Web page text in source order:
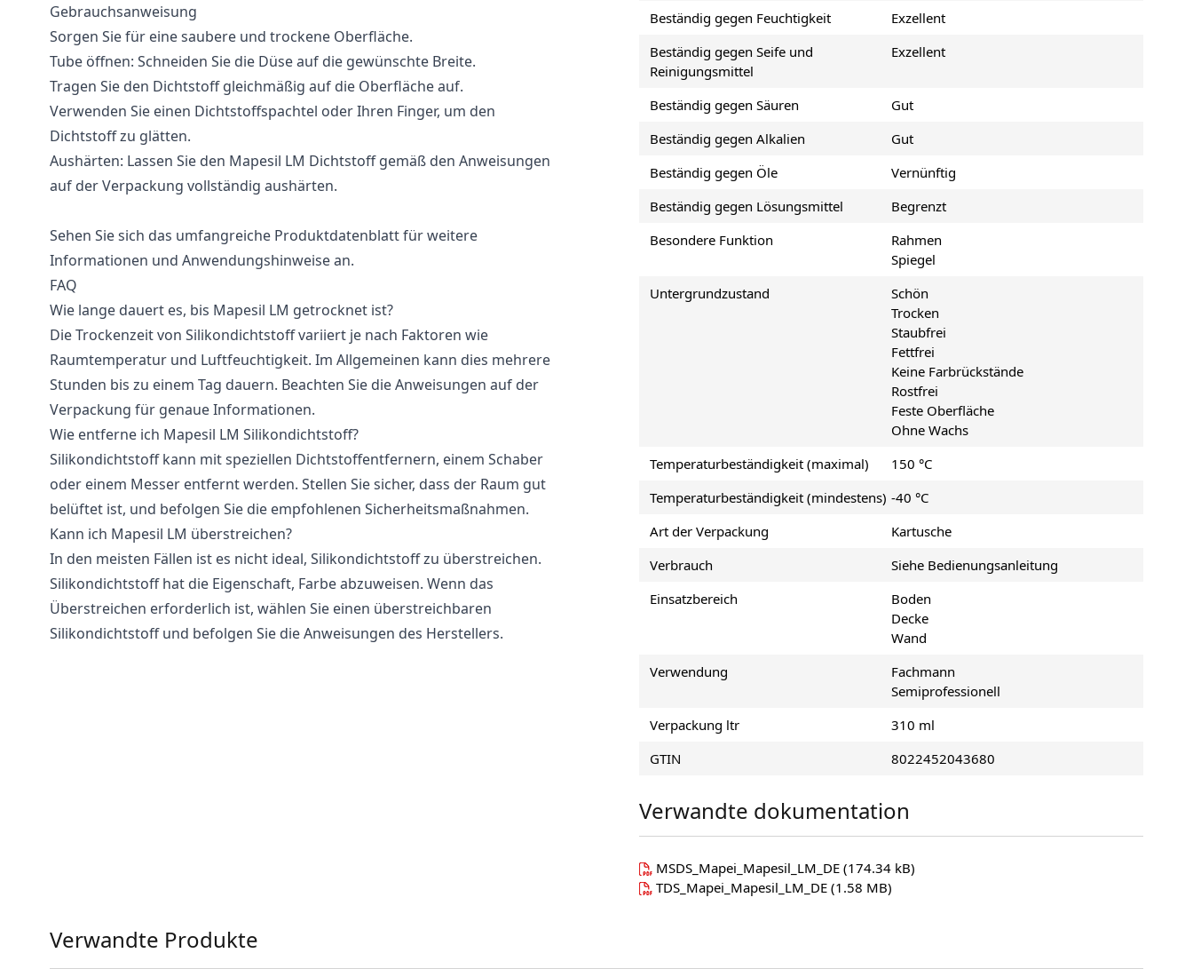
Gebrauchsanweisung
Sorgen Sie für eine saubere und trockene Oberfläche.
Tube öffnen: Schneiden Sie die Düse auf die gewünschte Breite.
Tragen Sie den Dichtstoff gleichmäßig auf die Oberfläche auf.
Verwenden Sie einen Dichtstoffspachtel oder Ihren Finger, um den
Dichtstoff zu glätten.
Aushärten: Lassen Sie den Mapesil LM Dichtstoff gemäß den Anweisungen
auf der Verpackung vollständig aushärten.
Sehen Sie sich das umfangreiche Produktdatenblatt für weitere
Informationen und Anwendungshinweise an.
FAQ
Wie lange dauert es, bis Mapesil LM getrocknet ist?
Die Trockenzeit von Silikondichtstoff variiert je nach Faktoren wie
Raumtemperatur und Luftfeuchtigkeit. Im Allgemeinen kann dies mehrere
Stunden bis zu einem Tag dauern. Beachten Sie die Anweisungen auf der
Verpackung für genaue Informationen.
Wie entferne ich Mapesil LM Silikondichtstoff?
Silikondichtstoff kann mit speziellen Dichtstoffentfernern, einem Schaber
oder einem Messer entfernt werden. Stellen Sie sicher, dass der Raum gut
belüftet ist, und befolgen Sie die empfohlenen Sicherheitsmaßnahmen.
Kann ich Mapesil LM überstreichen?
In den meisten Fällen ist es nicht ideal, Silikondichtstoff zu überstreichen.
Silikondichtstoff hat die Eigenschaft, Farbe abzuweisen. Wenn das
Überstreichen erforderlich ist, wählen Sie einen überstreichbaren
Silikondichtstoff und befolgen Sie die Anweisungen des Herstellers.
Beständig gegen Feuchtigkeit
Exzellent
Beständig gegen Seife und
Reinigungsmittel
Exzellent
Beständig gegen Säuren
Gut
Beständig gegen Alkalien
Gut
Beständig gegen Öle
Vernünftig
Beständig gegen Lösungsmittel
Begrenzt
Besondere Funktion
Rahmen
Spiegel
Untergrundzustand
Schön
Trocken
Staubfrei
Fettfrei
Keine Farbrückstände
Rostfrei
Feste Oberfläche
Ohne Wachs
Temperaturbeständigkeit (maximal)
150 °C
Temperaturbeständigkeit (mindestens) -40 °C
Art der Verpackung
Kartusche
Verbrauch
Siehe Bedienungsanleitung
Einsatzbereich
Boden
Decke
Wand
Verwendung
Fachmann
Semiprofessionell
Verpackung ltr
310 ml
GTIN
8022452043680
Verwandte dokumentation
MSDS_Mapei_Mapesil_LM_DE (174.34 kB)
TDS_Mapei_Mapesil_LM_DE (1.58 MB)
Press to skip carousel
Verwandte Produkte